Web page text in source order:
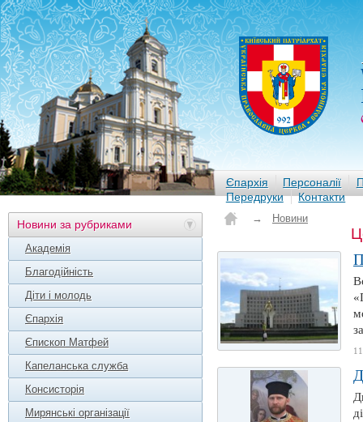
Єпархія Персоналії
Передруки
Контакти
Новини за рубриками
Академія
Благодійність
Діти і молодь
Єпархія
Єпископ Матфей
Капеланська служба
Консисторія
Мирянські організації
→ Новини